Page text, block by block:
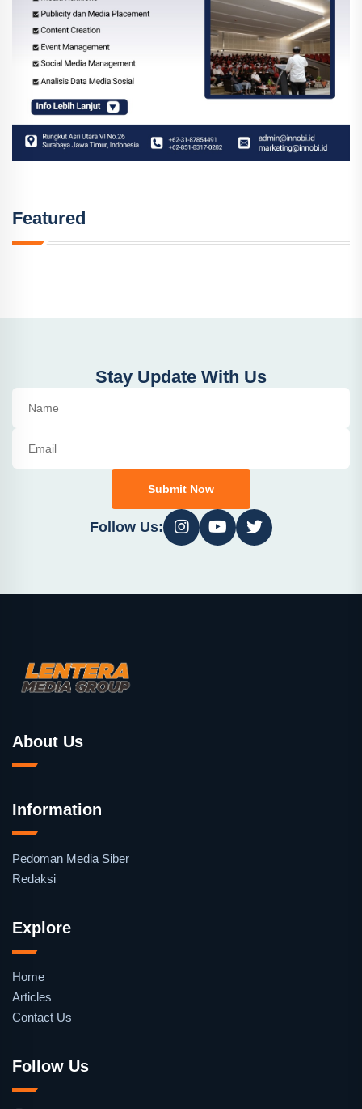
Featured
Stay Update With Us
Submit Now
Follow Us:
About Us
Information
Pedoman Media Siber
Redaksi
Explore
Home
Articles
Contact Us
Follow Us